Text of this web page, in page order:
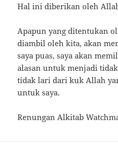
Hal ini diberikan oleh
Apapun yang ditentukan
diambil oleh kita, akan
saya puas, saya akan
alasan untuk menjadi
tidak lari dari kuk Allah
untuk saya.
Renungan Alkitab